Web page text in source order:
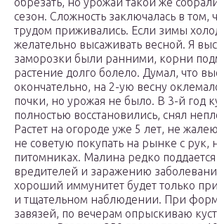
сезон. Сложность заключалась в том,
трудом приживались. Если зимы
желательно высаживать весной. Я
заморозки были ранними, корни
растение долго болело. Думал, что
окончательно, на 2-ую весну
почки, но урожая не было. В 3-й год
полностью восстановились, снял
Растет на огороде уже 5 лет, не
не советую покупать на рынке с рук,
питомниках. Малина редко поддается
вредителей и заражению
хороший иммунитет будет только
и тщательном наблюдении. При
завязей, по вечерам опрыскиваю